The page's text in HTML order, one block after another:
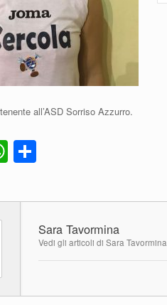
all’ASD Sorriso Azzurro.
W
h
at
p
n
di
vi
di
Sara Tavormina
Vedi gli articoli di Sara Tavormina